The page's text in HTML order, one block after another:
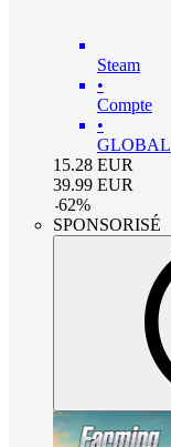
Steam
•
Compte
•
GLOBAL
15.28 EUR
39.99 EUR
-62%
SPONSORISÉ